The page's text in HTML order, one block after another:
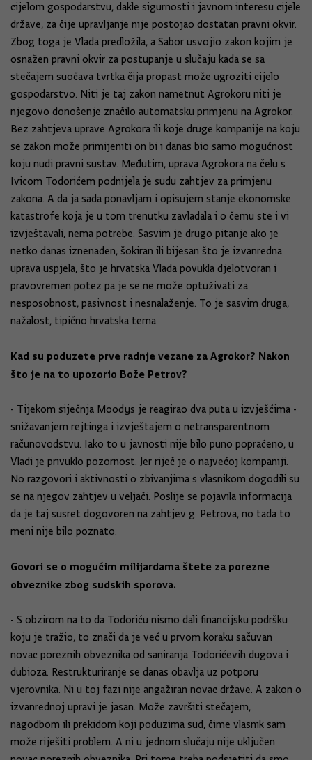
cijelom gospodarstvu, dakle sigurnosti i javnom interesu cijele
države, za čije upravljanje nije postojao dostatan pravni okvir.
Zbog toga je Vlada predložila, a Sabor usvojio zakon kojim je
osnažen pravni okvir za postupanje u slučaju kada se sa
stečajem suočava tvrtka čija propast može ugroziti cijelo
gospodarstvo. Niti je taj zakon nametnut Agrokoru niti je
njegovo donošenje značilo automatsku primjenu na Agrokor.
Bez zahtjeva uprave Agrokora ili koje druge kompanije na koju
se zakon može primijeniti on bi i danas bio samo mogućnost
koju nudi pravni sustav. Međutim, uprava Agrokora na čelu s
Ivicom Todorićem podnijela je sudu zahtjev za primjenu
zakona. A da ja sada ponavljam i opisujem stanje ekonomske
katastrofe koja je u tom trenutku zavladala i o čemu ste i vi
izvještavali, nema potrebe. Sasvim je drugo pitanje ako je
netko danas iznenađen, šokiran ili bijesan što je izvanredna
uprava uspjela, što je hrvatska Vlada povukla djelotvoran i
pravovremen potez pa je se ne može optuživati za
nesposobnost, pasivnost i nesnalaženje. To je sasvim druga,
nažalost, tipično hrvatska tema.
Kad su poduzete prve radnje vezane za Agrokor? Nakon
što je na to upozorio Bože Petrov?
- Tijekom siječnja Moodys je reagirao dva puta u izvješćima -
snižavanjem rejtinga i izvještajem o netransparentnom
računovodstvu. Iako to u javnosti nije bilo puno popraćeno, u
Vladi je privuklo pozornost. Jer riječ je o najvećoj kompaniji.
No razgovori i aktivnosti o zbivanjima s vlasnikom dogodili su
se na njegov zahtjev u veljači. Poslije se pojavila informacija
da je taj susret dogovoren na zahtjev g. Petrova, no tada to
meni nije bilo poznato.
Govori se o mogućim milijardama štete za porezne
obveznike zbog sudskih sporova.
- S obzirom na to da Todoriću nismo dali financijsku podršku
koju je tražio, to znači da je već u prvom koraku sačuvan
novac poreznih obveznika od saniranja Todorićevih dugova i
dubioza. Restrukturiranje se danas obavlja uz potporu
vjerovnika. Ni u toj fazi nije angažiran novac države. A zakon o
izvanrednoj upravi je jasan. Može završiti stečajem,
nagodbom ili prekidom koji poduzima sud, čime vlasnik sam
može riješiti problem. A ni u jednom slučaju nije uključen